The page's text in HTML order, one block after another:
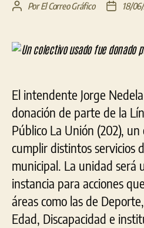
Autor
entrada
PorEl Correo Gráfico
Fecha
entrada
18/
El intendente Jorge
donación de parte de la
Público La Unión (202),
cumplir distintos servicios
municipal. La unidad será
instancia para acciones
áreas como las de
Edad, Discapacidad e